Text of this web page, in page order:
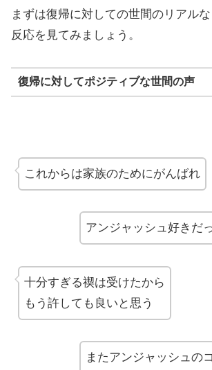
まずは復帰に対しての世間のリアルな
反応を見てみましょう。
復帰に対してポジティブな世間の声
これからは家族のためにがんばれ
アンジャッシュ好きだ
十分すぎる禊は受けたから
もう許しても良いと思う
またアンジャッシュの